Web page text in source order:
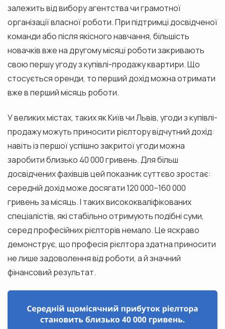
залежить від вибору агентства чи грамотної
організації власної роботи. При підтримці досвідченої
команди або після якісного навчання, більшість
новачків вже на другому місяці роботи закривають
свою першу угоду з купівлі-продажу квартири. Що
стосується оренди, то перший дохід можна отримати
вже в перший місяць роботи.
У великих містах, таких як Київ чи Львів, угоди з купівлі-
продажу можуть приносити рієлтору відчутний дохід:
навіть із першої успішно закритої угоди можна
заробити близько 40 000 гривень. Для більш
досвідчених фахівців цей показник суттєво зростає:
середній дохід може досягати 120 000–160 000
гривень за місяць. І таких висококваліфікованих
спеціалістів, які стабільно отримують подібні суми,
серед професійних рієлторів немало. Це яскраво
демонструє, що професія рієлтора здатна приносити
не лише задоволення від роботи, а й значний
фінансовий результат.